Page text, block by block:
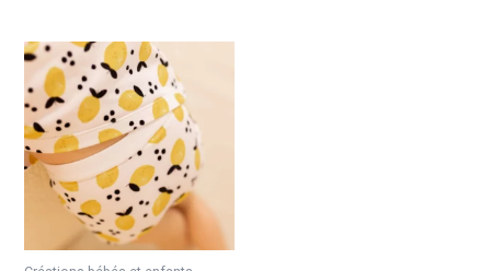
variations.
Les
options
peuvent